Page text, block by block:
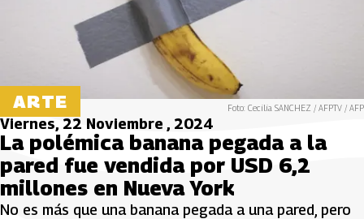
ARTE Foto: Cecilia SANCHEZ / AFPTV / AFP
Viernes, 22 Noviembre , 2024
La polémica banana pegada a la
pared fue vendida por USD 6,2
millones en Nueva York
No es más que una banana pegada a una pared, pero